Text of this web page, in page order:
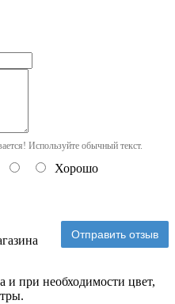
Используйте обычный текст.
Хорошо
Отправить отзыв
и при необходимости цвет,